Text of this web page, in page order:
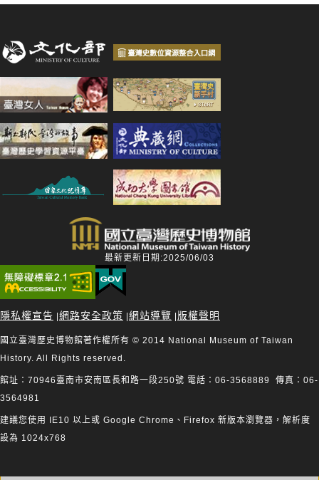
最新更新日期:2025/06/03
隱私權宣告 網路安全政策 網站導覽 版權聲明
國立臺灣歷史博物館著作權所有 © 2014 National Museum of Taiwan
History. All Rights reserved.
館址：70946臺南市安南區長和路一段250號 電話：06-3568889 傳真：06-
3564981
建議您使用 IE10 以上或 Google Chrome、Firefox 新版本瀏覽器，解析度
設為 1024x768